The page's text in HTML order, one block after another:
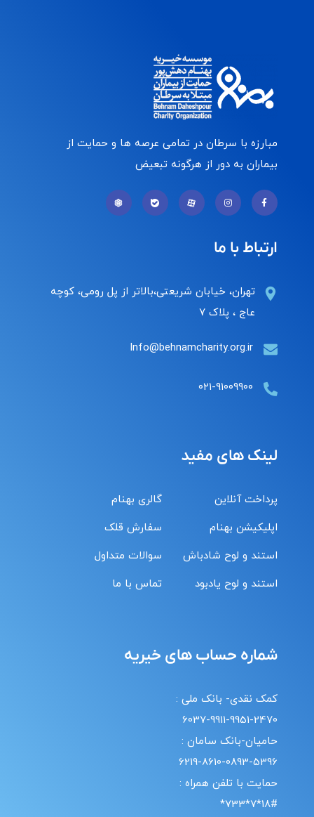
مبارزه با سرطان در تمامی عرصه ها و حمایت از
بیماران به دور از هرگونه تبعیض
ارتباط با ما
تهران، خیابان شریعتی،بالاتر از پل رومی، کوچه
عاج ، پلاک ۷
Info@behnamcharity.org.ir
۰۲۱-۹۱۰۰۹۹۰۰
لینک های مفید
پرداخت آنلاین
اپلیکیشن بهنام
استند و لوح شادباش
استند و لوح یادبود
گالری بهنام
سفارش قلک
سوالات متداول
تماس با ما
شماره حساب های خیریه
کمک نقدی- بانک ملی :
6037-9911-9951-2470
حامیان-بانک سامان :
6219-8610-0893-5396
حمایت با تلفن همراه :
18#*7*733*